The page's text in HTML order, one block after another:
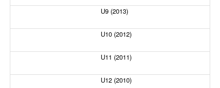
U9 (2013)
U10 (2012)
U11 (2011)
U12 (2010)